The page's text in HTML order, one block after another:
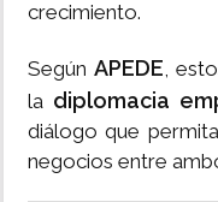
crecimiento.
Según APEDE,
la diplomacia
diálogo que
negocios entre